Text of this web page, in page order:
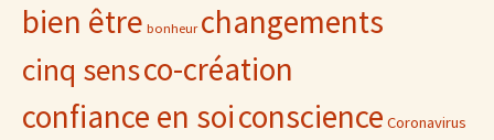
bien être bonheur changements
cinq sensco-création
confiance en soiconscience Coronavirus